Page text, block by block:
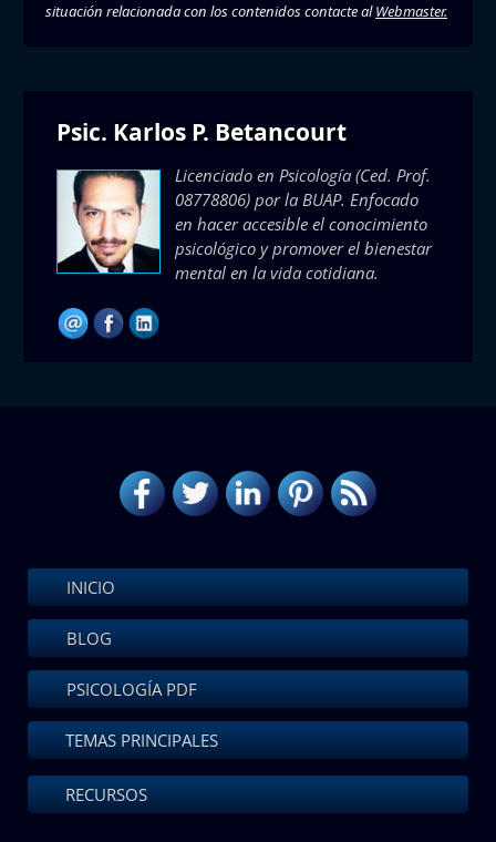
situación relacionada con los contenidos contacte alWebmaster.
Psic. Karlos P. Betancourt
Licenciado en Psicología (Ced. Prof.
08778806) por la BUAP. Enfocado
en hacer accesible el conocimiento
psicológico y promover el bienestar
mental en la vida cotidiana.
INICIO
BLOG
PSICOLOGÍA PDF
TEMAS PRINCIPALES
RECURSOS